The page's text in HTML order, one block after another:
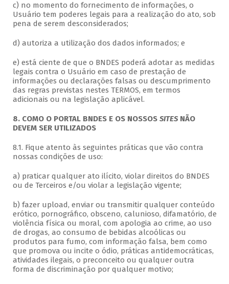
c) no momento do fornecimento de informações, o
Usuário tem poderes legais para a realização do ato, sob
pena de serem desconsiderados;
d) autoriza a utilização dos dados informados; e
e) está ciente de que o BNDES poderá adotar as medidas
legais contra o Usuário em caso de prestação de
informações ou declarações falsas ou descumprimento
das regras previstas nestes TERMOS, em termos
adicionais ou na legislação aplicável.
8. COMO O PORTAL BNDES E OS NOSSOS SITESNÃO
DEVEM SER UTILIZADOS
8.1. Fique atento às seguintes práticas que vão contra
nossas condições de uso:
a) praticar qualquer ato ilícito, violar direitos do BNDES
ou de Terceiros e/ou violar a legislação vigente;
b) fazer upload, enviar ou transmitir qualquer conteúdo
erótico, pornográfico, obsceno, calunioso, difamatório, de
violência física ou moral, com apologia ao crime, ao uso
de drogas, ao consumo de bebidas alcoólicas ou
produtos para fumo, com informação falsa, bem como
que promova ou incite o ódio, práticas antidemocráticas,
atividades ilegais, o preconceito ou qualquer outra
forma de discriminação por qualquer motivo;